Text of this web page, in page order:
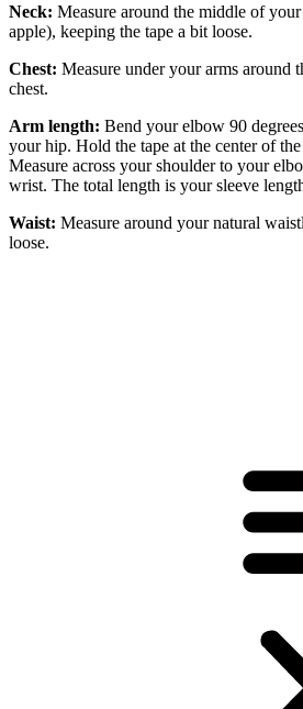
Neck: Measure around the middle of your
apple), keeping the tape a bit loose.
Chest: Measure under your arms around
chest.
Arm length: Bend your elbow 90
your hip. Hold the tape at the center of
Measure across your shoulder to your
wrist. The total length is your sleeve
Waist: Measure around your natural
loose.